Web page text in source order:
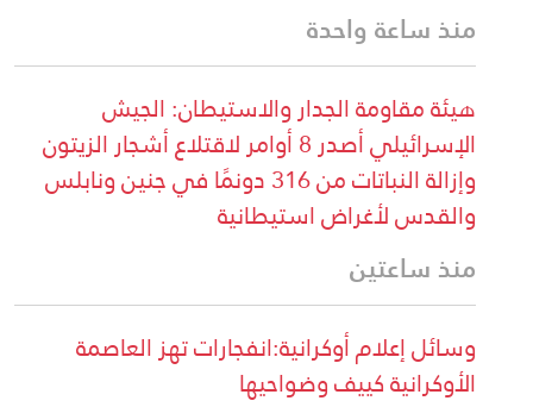
منذ ساعة واحدة
هيئة مقاومة الجدار والاستيطان: الجيش
الإسرائيلي أصدر 8 أوامر لاقتلاع أشجار الزيتون
وإزالة النباتات من 316 دونمًا في جنين ونابلس
والقدس لأغراض استيطانية
منذ ساعتين
وسائل إعلام أوكرانية:انفجارات تهز العاصمة
الأوكرانية كييف وضواحيها